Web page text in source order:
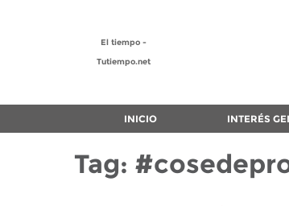
El tiempo -
Tutiempo.net
INICIO INTERÉS
Tag: